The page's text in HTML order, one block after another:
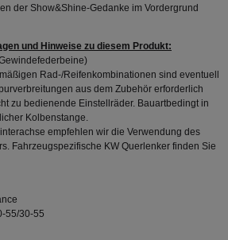
der Show&Shine-Gedanke im Vordergrund
und Hinweise zu diesem Produkt:
Rad-/Reifenkombinationen sind eventuell
aus dem Zubehör erforderlich
zu bedienende Einstellräder. Bauartbedingt in
Kolbenstange.
empfehlen wir die Verwendung des
Fahrzeugspezifische KW Querlenker finden Sie
55/30-55